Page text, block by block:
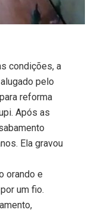
condições, a
pelo
reforma
Após as
Ela gravou
orando e
um fio.